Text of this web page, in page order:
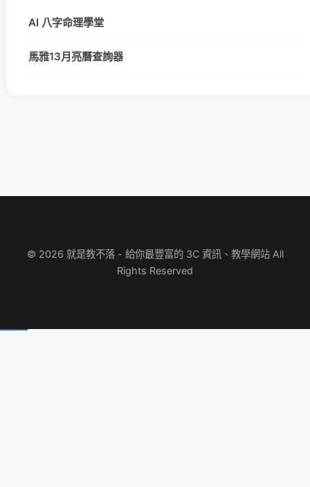
AI 八字命理學堂
馬雅13月亮曆查詢器
© 2026 就是教不落 - 給你最豐富的 3C 資訊、教學網站 All
Rights Reserved